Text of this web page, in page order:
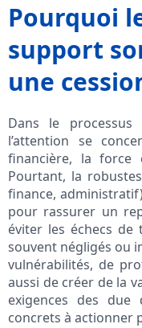
Pourquoi
support
une
Dans le
l’attention se
financière, la force
Pourtant, la
finance,
pour rassurer un
éviter les échecs de
souvent négligés ou
vulnérabilités, de
aussi de créer de la
exigences des due
concrets à actionner